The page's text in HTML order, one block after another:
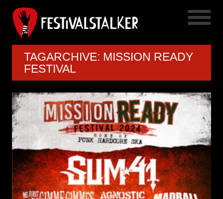
TAGARCHIVE: MISSION READY
FESTIVAL